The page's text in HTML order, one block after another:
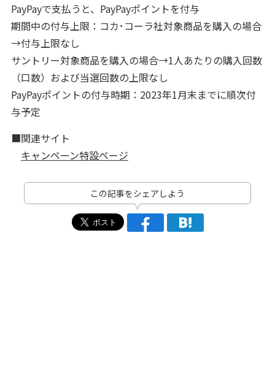
PayPayで支払うと、PayPayポイントを付与
期間中の付与上限：コカ･コーラ社対象商品を購入の場合
→付与上限なし
サントリー対象商品を購入の場合→1人あたりの購入回数
（口数）および当選回数の上限なし
PayPayポイントの付与時期：2023年1月末までに順次付
与予定
■関連サイト
キャンペーン特設ページ
この記事をシェアしよう